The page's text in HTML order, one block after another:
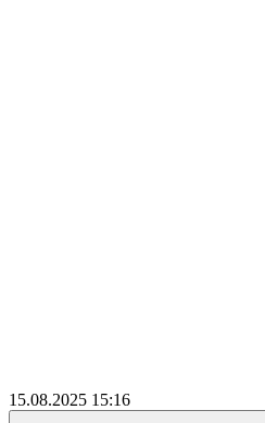
15.08.2025 15:16